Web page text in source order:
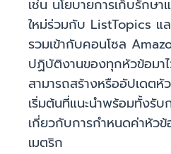
เช่น นโยบายการเก็บรักษา
ใหม่ร่วมกับ ListTopics แ
รวมเข้ากับคอนโซล
ปฏิบัติงานของทุกหัวข้อมา
สามารถสร้างหรืออัปเดตหั
เริ่มต้นที่แนะนำพร้อมทั้งรั
เกี่ยวกับการกำหนดค่าหัว
เมตริก